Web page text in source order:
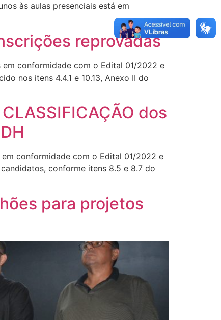
às aulas presenciais está em
reprovadas
em conformidade com o Edital 01/2022 e
nos itens 4.4.1 e 10.13, Anexo II do
CLASSIFICAÇÃO dos
conformidade com o Edital 01/2022 e
conforme itens 8.5 e 8.7 do
para projetos